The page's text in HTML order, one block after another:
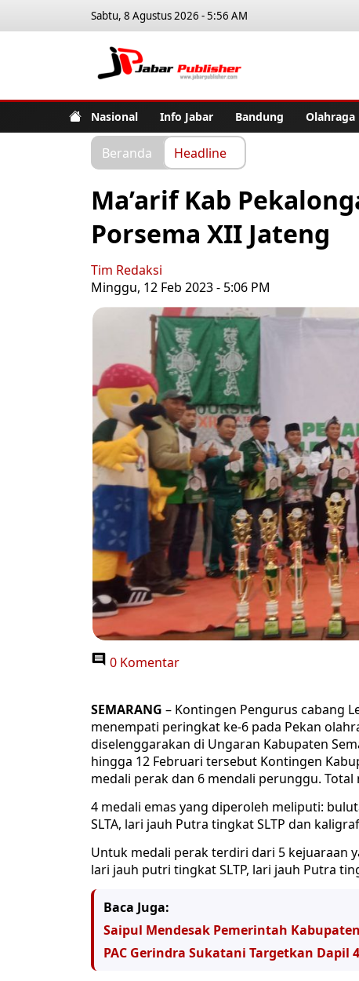
Sabtu, 8 Agustus 2026 - 5:56 AM
Nasional Info Jabar Bandung Olahraga
Beranda Headline
Ma’arif Kab
Porsema XII Jateng
Tim Redaksi
Minggu, 12 Feb 2023 - 5:06 PM
0 Komentar
SEMARANG – Kontingen Pengurus cabang
menempati peringkat ke-6 pada Pekan
diselenggarakan di Ungaran Kabupaten
hingga 12 Februari tersebut Kontingen
medali perak dan 6 mendali perunggu.
4 medali emas yang diperoleh meliputi:
SLTA, lari jauh Putra tingkat SLTP dan
Untuk medali perak terdiri dari 5 kejuaraan
lari jauh putri tingkat SLTP, lari jauh Putra
Baca Juga:
Saipul Mendesak Pemerintah
PAC Gerindra Sukatani Targetkan Dapil